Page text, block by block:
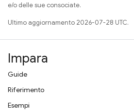
e/o delle sue consociate.
Ultimo aggiornamento 2026-07-28 UTC.
Impara
Guide
Riferimento
Esempi